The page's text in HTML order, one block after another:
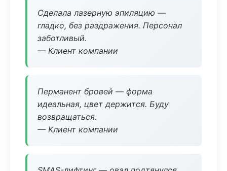
Сделала лазерную эпиляцию —
гладко, без раздражения. Персонал
заботливый.
— Клиент компании
Перманент бровей — форма
идеальная, цвет держится. Буду
возвращаться.
— Клиент компании